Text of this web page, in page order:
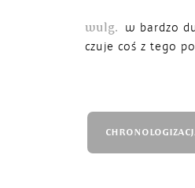
wulg.
w bardzo
czuje coś z tego